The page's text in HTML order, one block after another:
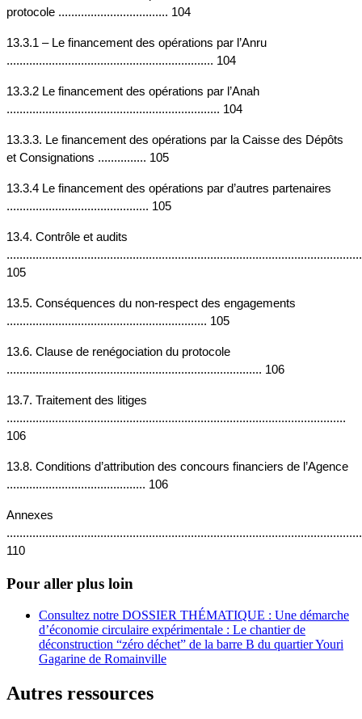
protocole .................................. 104
13.3.1 – Le financement des opérations par l’Anru
................................................................ 104
13.3.2 Le financement des opérations par l’Anah
.................................................................. 104
13.3.3. Le financement des opérations par la Caisse des Dépôts
et Consignations ............... 105
13.3.4 Le financement des opérations par d’autres partenaires
............................................ 105
13.4. Contrôle et audits
105
13.5. Conséquences du non-respect des engagements
.............................................................. 105
13.6. Clause de renégociation du protocole
............................................................................... 106
13.7. Traitement des litiges
.........................................................................................................
106
13.8. Conditions d’attribution des concours financiers de l’Agence
........................................... 106
Annexes
110
Pour aller plus loin
Consultez notre DOSSIER THÉMATIQUE : Une démarche
d’économie circulaire expérimentale : Le chantier de
déconstruction “zéro déchet” de la barre B du quartier Youri
Gagarine de Romainville
Autres ressources